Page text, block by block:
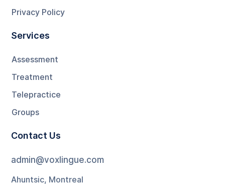
Privacy Policy
Services
Assessment
Treatment
Telepractice
Groups
Contact Us
admin@voxlingue.com
Ahuntsic, Montreal